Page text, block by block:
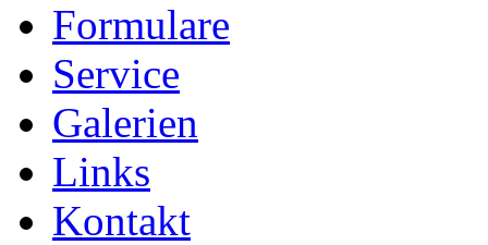
Formulare
Service
Galerien
Links
Kontakt